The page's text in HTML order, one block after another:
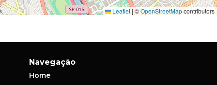
Leaflet| ©OpenStreetMapcontributors
Navegação
Home